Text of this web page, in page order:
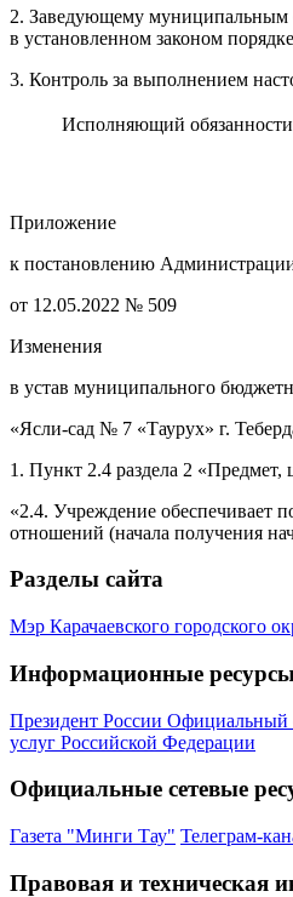
2. Заведующему муниципальным
в установленном законом
3. Контроль за выполнением
Исполняющий обязанности
Приложение
к постановлению Администрации
от 12.05.2022 № 509
Изменения
в устав муниципального
«Ясли-сад № 7 «Таурух» г.
1. Пункт 2.4 раздела 2
«2.4. Учреждение обеспечивает
отношений (начала получения
Разделы сайта
Мэр Карачаевского городского
Информационные
Президент России Официальный
услуг Российской Федерации
Официальные сетевые
Газета "Минги Тау" Телеграм-
Правовая и техническая